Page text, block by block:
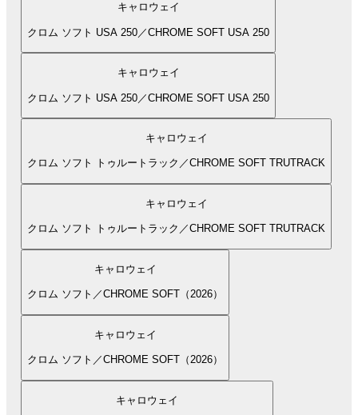
キャロウェイ
クロム ソフト USA 250／CHROME SOFT USA 250
キャロウェイ
クロム ソフト USA 250／CHROME SOFT USA 250
キャロウェイ
クロム ソフト トゥルートラック／CHROME SOFT TRUTRACK
キャロウェイ
クロム ソフト トゥルートラック／CHROME SOFT TRUTRACK
キャロウェイ
クロム ソフト／CHROME SOFT（2026）
キャロウェイ
クロム ソフト／CHROME SOFT（2026）
キャロウェイ